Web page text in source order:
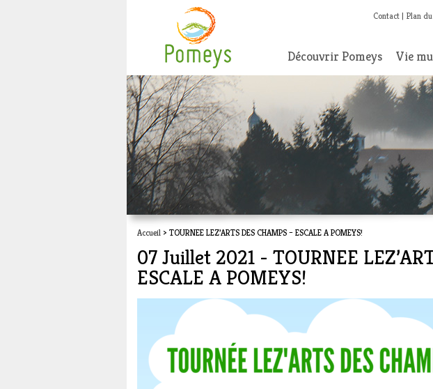
Contact Plan
Découvrir Pomeys Vie
Accueil > TOURNEE LEZ’ARTS DES CHAMPS – ESCALE A POMEYS!
07 Juillet 2021 - TOURNEE
ESCALE A POMEYS!